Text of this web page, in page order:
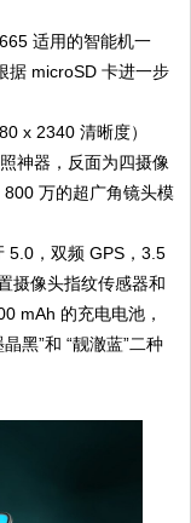
适用的智能机一
据 microSD 卡进一步
x 2340 清晰度）
神器，反面为四摄像
万的超广角镜头模
5.0，双频 GPS，3.5
摄像头指纹传感器和
mAh 的充电电池，
黑”和 “靓澈蓝”二种